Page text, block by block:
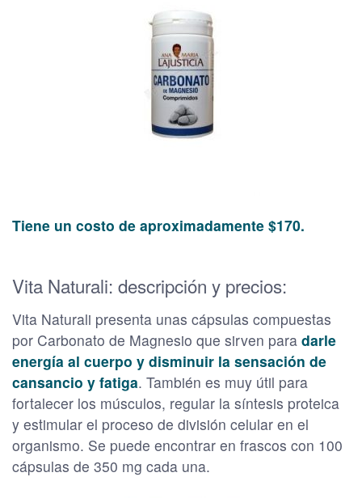
Tiene un costo de aproximadamente $170.
Vita Naturali: descripción y precios:
Vita Naturali presenta unas cápsulas compuestas
por Carbonato de Magnesio que sirven para darle
energía al cuerpo y disminuir la sensación de
cansancio y fatiga. También es muy útil para
fortalecer los músculos, regular la síntesis proteica
y estimular el proceso de división celular en el
organismo. Se puede encontrar en frascos con 100
cápsulas de 350 mg cada una.